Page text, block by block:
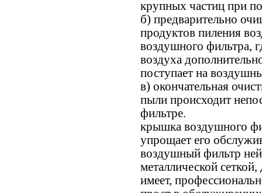
крупных частиц при
б) предварительно
продуктов пиления
воздушного фильтра,
воздуха
поступает на
в) окончательная
пыли происходит
фильтре.
крышка воздушного
упрощает его
воздушный фильтр
металлической
имеет,